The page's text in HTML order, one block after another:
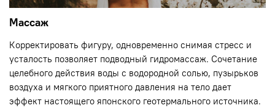
Массаж
Корректировать фигуру, одновременно снимая стресс и
усталость позволяет подводный гидромассаж. Сочетание
целебного действия воды с водородной солью, пузырьков
воздуха и мягкого приятного давления на тело дает
эффект настоящего японского геотермального источника.